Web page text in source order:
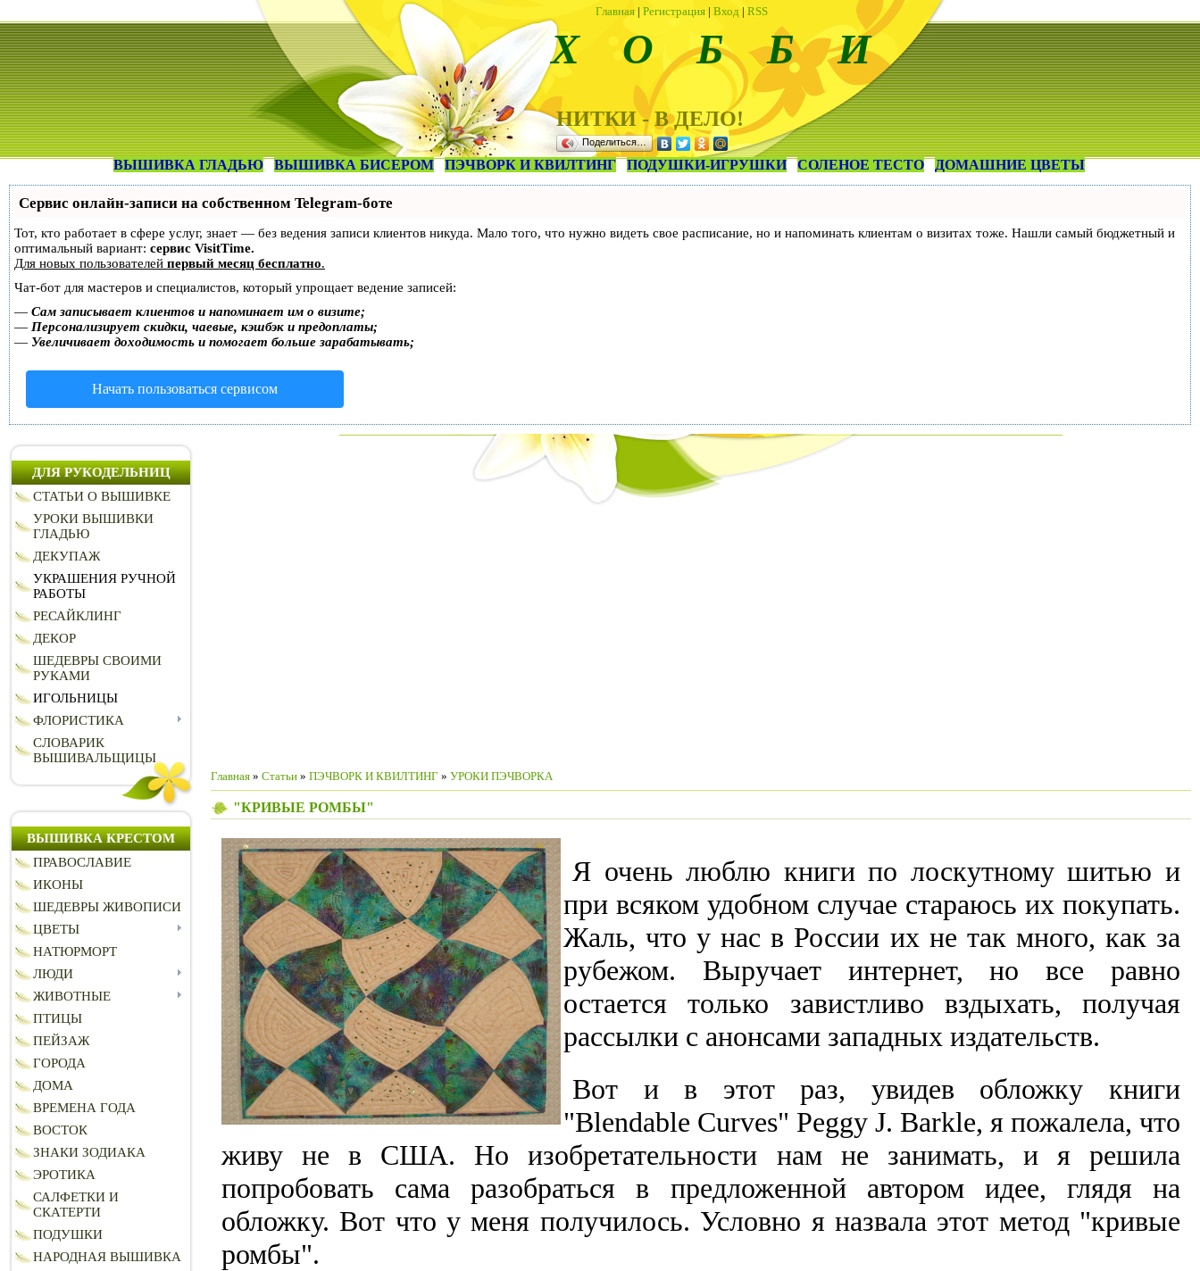
Главная | Регистрация | Вход | RSS
Х О Б Б И
НИТКИ - В ДЕЛО!
Поделиться…
ВЫШИВКА ГЛАДЬЮ ВЫШИВКА БИСЕРОМ ПЭЧВОРК И КВИЛТИНГ ПОДУШКИ-ИГРУШКИ СОЛЕНОЕ ТЕСТО ДОМАШНИЕ ЦВЕТЫ
Сервис онлайн-записи на собственном Telegram-боте
Тот, кто работает в сфере услуг, знает — без ведения записи клиентов никуда. Мало того, что нужно видеть свое расписание, но и напоминать клиентам о визитах тоже. Нашли самый бюджетный и
оптимальный вариант: сервис VisitTime.
Для новых пользователей первый месяц бесплатно.
Чат-бот для мастеров и специалистов, который упрощает ведение записей:
— Сам записывает клиентов и напоминает им о визите;
— Персонализирует скидки, чаевые, кэшбэк и предоплаты;
— Увеличивает доходимость и помогает больше зарабатывать;
Начать пользоваться сервисом
ДЛЯ РУКОДЕЛЬНИЦ
СТАТЬИ О ВЫШИВКЕ
УРОКИ ВЫШИВКИ
ГЛАДЬЮ
ДЕКУПАЖ
УКРАШЕНИЯ РУЧНОЙ
РАБОТЫ
РЕСАЙКЛИНГ
ДЕКОР
ШЕДЕВРЫ СВОИМИ
РУКАМИ
ИГОЛЬНИЦЫ
ФЛОРИСТИКА
СЛОВАРИК
ВЫШИВАЛЬЩИЦЫ
ВЫШИВКА КРЕСТОМ
ПРАВОСЛАВИЕ
ИКОНЫ
ШЕДЕВРЫ ЖИВОПИСИ
ЦВЕТЫ
НАТЮРМОРТ
ЛЮДИ
ЖИВОТНЫЕ
ПТИЦЫ
ПЕЙЗАЖ
ГОРОДА
ДОМА
ВРЕМЕНА ГОДА
ВОСТОК
ЗНАКИ ЗОДИАКА
ЭРОТИКА
САЛФЕТКИ И
СКАТЕРТИ
ПОДУШКИ
НАРОДНАЯ ВЫШИВКА
Главная » Статьи » ПЭЧВОРК И КВИЛТИНГ » УРОКИ ПЭЧВОРКА
"КРИВЫЕ РОМБЫ"
Я очень люблю книги по лоскутному шитью и
при всяком удобном случае стараюсь их покупать.
Жаль, что у нас в России их не так много, как за
рубежом. Выручает интернет, но все равно
остается только завистливо вздыхать, получая
рассылки с анонсами западных издательств.
Вот и в этот раз, увидев обложку книги
"Blendable Curves" Peggy J. Barkle, я пожалела, что
живу не в США. Но изобретательности нам не занимать, и я решила
попробовать сама разобраться в предложенной автором идее, глядя на
обложку. Вот что у меня получилось. Условно я назвала этот метод "кривые
ромбы".